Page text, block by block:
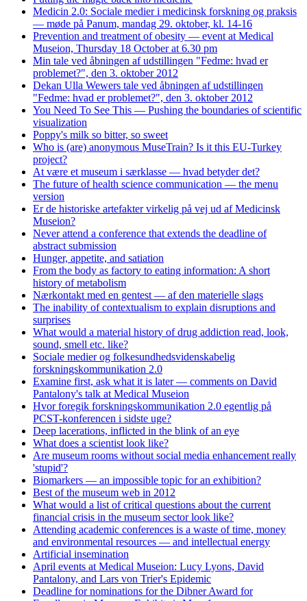
Medicin 2.0: Sociale medier i medicinsk forskning og praksis
— møde på Panum, mandag 29. oktober, kl. 14-16
Prevention and treatment of obesity — event at Medical
Museion, Thursday 18 October at 6.30 pm
Min tale ved åbningen af udstillingen "Fedme: hvad er
problemet?", den 3. oktober 2012
Dekan Ulla Wewers tale ved åbningen af udstillingen
"Fedme: hvad er problemet?", den 3. oktober 2012
You Need To See This — Pushing the boundaries of scientific
visualization
Poppy's milk so bitter, so sweet
Who is (are) anonymous MuseTrain? Is it this EU-Turkey
project?
At være et museum i særklasse — hvad betyder det?
The future of health science communication — the menu
version
Er de historiske artefakter virkelig på vej ud af Medicinsk
Museion?
Never attend a conference that extends the deadline of
abstract submission
Hunger, appetite, and satiation
From the body as factory to eating information: A short
history of metabolism
Nærkontakt med en gentest — af den materielle slags
The inability of contextualism to explain disruptions and
surprises
What would a material history of drug addiction read, look,
sound, smell etc. like?
Sociale medier og folkesundhedsvidenskabelig
forskningskommunikation 2.0
Examine first, ask what it is later — comments on David
Pantalony's talk at Medical Museion
Hvor foregik forskningskommunikation 2.0 egentlig på
PCST-konferencen i sidste uge?
Deep lacerations, inflicted in the blink of an eye
What does a scientist look like?
Are museum rooms without social media enhancement really
'stupid'?
Biomarkers — an impossible topic for an exhibition?
Best of the museum web in 2012
What would a list of critical questions about the current
financial crisis in the museum sector look like?
Attending academic conferences is a waste of time, money
and environmental resources — and intellectual energy
Artificial insemination
April events at Medical Museion: Lucy Lyons, David
Pantalony, and Lars von Trier's Epidemic
Deadline for nominations for the Dibner Award for